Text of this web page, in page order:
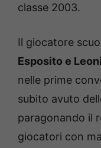
classe 2003.
Il giocatore
Esposito e Leoni
nelle prime
subito avuto
paragonando il
giocatori con